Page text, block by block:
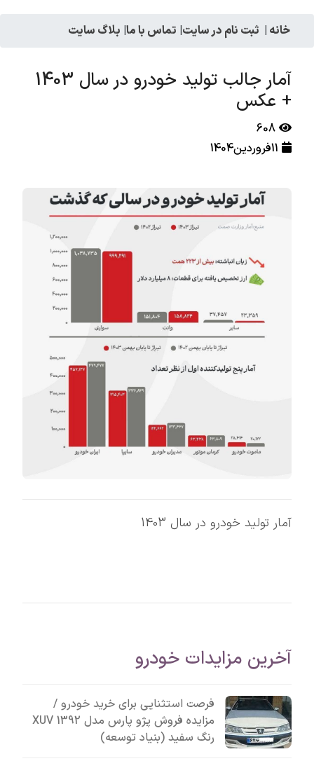
خانه | ثبت نام در سایت| تماس با ما| بلاگ سایت
آمار جالب تولید خودرو در سال 1403
+ عکس
608
11فروردین1404
آمار تولید خودرو در سال 1403
آخرین مزایدات خودرو
فرصت استثنایی برای خرید خودرو /
مزایده فروش پژو پارس مدل 1392 XUV
رنگ سفید (بنیاد توسعه)